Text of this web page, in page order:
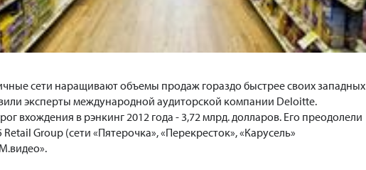
сети наращивают объемы продаж гораздо быстрее своих западных
эксперты международной аудиторской компании Deloitte.
вхождения в рэнкинг 2012 года - 3,72 млрд. долларов. Его преодолели
Group (сети «Пятерочка», «Перекресток», «Карусель»